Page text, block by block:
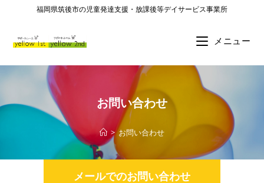
福岡県筑後市の児童発達支援・放課後等デイサービス事業所
メニュー
お問い合わせ
> お問い合わせ
メールでのお問い合わせ